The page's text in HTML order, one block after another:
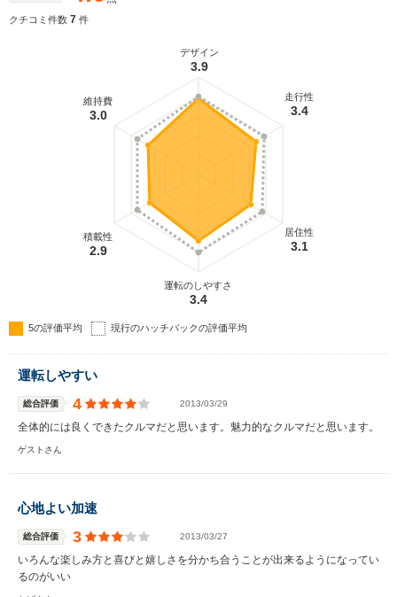
クチコミ件数 7 件
デザイン
3.9
走行性
3.4
居住性
3.1
運転のしやすさ
3.4
積載性
2.9
維持費
3.0
5の評価平均 現行のハッチバックの評価平均
運転しやすい
総合評価 4 2013/03/29
全体的には良くできたクルマだと思います。魅力的なクルマだと思います。
ゲストさん
心地よい加速
総合評価 3 2013/03/27
いろんな楽しみ方と喜びと嬉しさを分かち合うことが出来るようになってい
るのがいい